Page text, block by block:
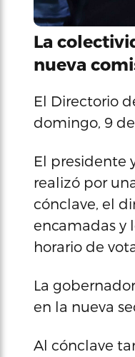
La
nueva
El Directorio
domingo, 9
El presidente
realizó por
cónclave, el
encamadas y
horario de
La
en la nueva
Al cónclave